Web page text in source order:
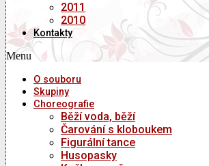
2011
2010
Kontakty
Menu
O souboru
Skupiny
Choreografie
Běží voda, běží
Čarování s kloboukem
Figurální tance
Husopasky